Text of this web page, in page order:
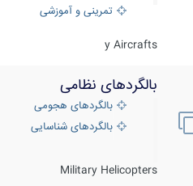
تمرینی و آموزشی
y Aircrafts
بالگردهای نظامی
بالگردهای هجومی
بالگردهای شناسایی
Military Helicopters